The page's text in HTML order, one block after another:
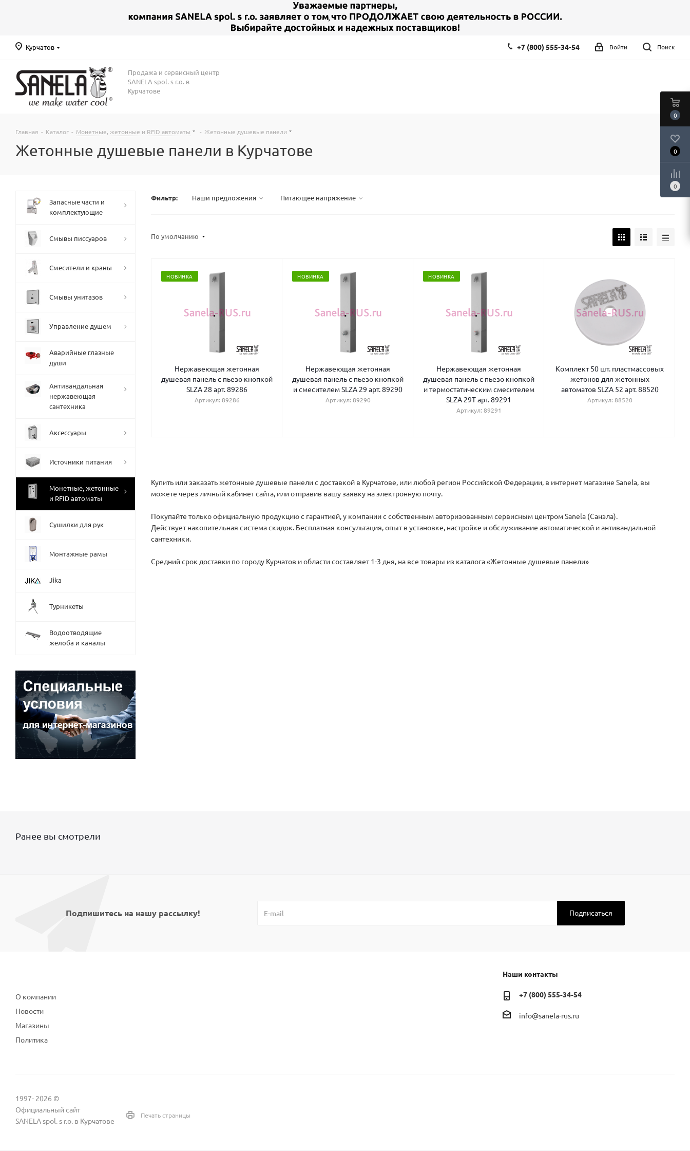
Курчатов Поиск
Войти
+7 (800) 555-34-54
Продажа и сервисный центр
SANELA spol. s r.o. в
Курчатове
Главная - Каталог - Монетные, жетонные и RFID автоматы - Жетонные душевые панели
Жетонные душевые панели в Курчатове
Фильтр: Наши предложения Питающее напряжение
По умолчанию
НОВИНКА
Нержавеющая жетонная
душевая панель с пьезо кнопкой
SLZA 28 арт. 89286
Артикул: 89286
НОВИНКА
Нержавеющая жетонная
душевая панель с пьезо кнопкой
и смесителем SLZA 29 арт. 89290
Артикул: 89290
НОВИНКА
Нержавеющая жетонная
душевая панель с пьезо кнопкой
и термостатическим смесителем
SLZA 29T арт. 89291
Артикул: 89291
Комплект 50 шт. пластмассовых
жетонов для жетонных
автоматов SLZA 52 арт. 88520
Артикул: 88520
Купить или заказать жетонные душевые панели с доставкой в Курчатове, или любой регион Российской Федерации, в интернет магазине Sanela, вы
можете через личный кабинет сайта, или отправив вашу заявку на электронную почту.
Покупайте только официальную продукцию с гарантией, у компании с собственным авторизованным сервисным центром Sanela (Санэла).
Действует накопительная система скидок. Бесплатная консультация, опыт в установке, настройке и обслуживание автоматической и антивандальной
сантехники.
Средний срок доставки по городу Курчатов и области составляет 1-3 дня, на все товары из каталога «Жетонные душевые панели»
Запасные части и
комплектующие
Смывы писсуаров
Смесители и краны
Смывы унитазов
Управление душем
Аварийные глазные
души
Антивандальная
нержавеющая
сантехника
Аксессуары
Источники питания
Монетные, жетонные
и RFID автоматы
Сушилки для рук
Монтажные рамы
Jika
Турникеты
Водоотводящие
желоба и каналы
Ранее вы смотрели
Подпишитесь на нашу рассылку!
О компании
Новости
Магазины
Политика
Наши контакты
+7 (800) 555-34-54
info@sanela-rus.ru
1997- 2026 ©
Официальный сайт
SANELA spol. s r.o. в Курчатове
Печать страницы
0
0
0